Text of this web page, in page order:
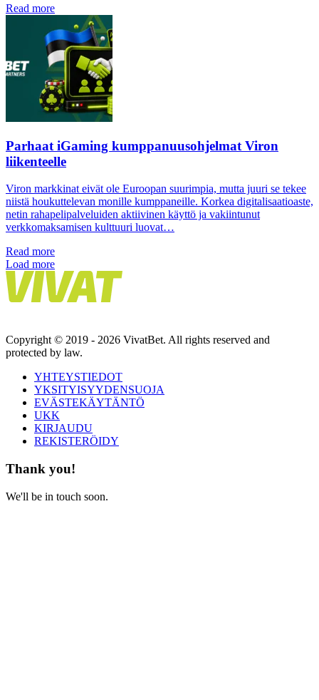
Read more
Parhaat iGaming kumppanuusohjelmat Viron
liikenteelle
Viron markkinat eivät ole Euroopan suurimpia, mutta juuri se tekee
niistä houkuttelevan monille kumppaneille. Korkea digitalisaatioaste,
netin rahapelipalveluiden aktiivinen käyttö ja vakiintunut
verkkomaksamisen kulttuuri luovat…
Read more
Load more
Copyright © 2019 - 2026 VivatBet. All rights reserved and
protected by law.
YHTEYSTIEDOT
YKSITYISYYDENSUOJA
EVÄSTEKÄYTÄNTÖ
UKK
KIRJAUDU
REKISTERÖIDY
Thank you!
We'll be in touch soon.